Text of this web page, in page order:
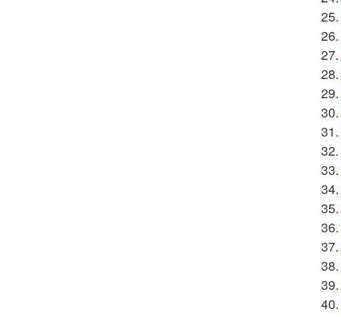
25.
26.
27.
28.
29.
30.
31.
32.
33.
34.
35.
36.
37.
38.
39.
40.